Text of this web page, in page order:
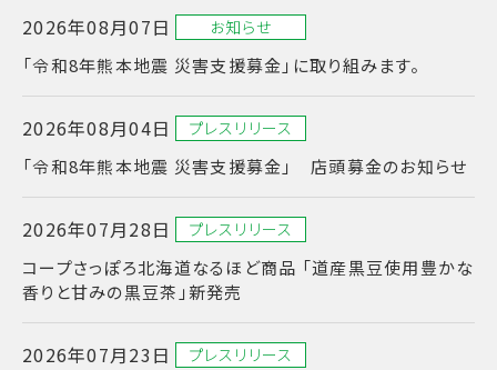
2026年08月07日 お知らせ
「令和8年熊本地震 災害支援募金」に取り組みます。
2026年08月04日 プレスリリース
「令和8年熊本地震 災害支援募金」 店頭募金のお知らせ
2026年07月28日 プレスリリース
コープさっぽろ北海道なるほど商品 「道産黒豆使用豊かな
香りと甘みの黒豆茶」新発売
2026年07月23日 プレスリリース